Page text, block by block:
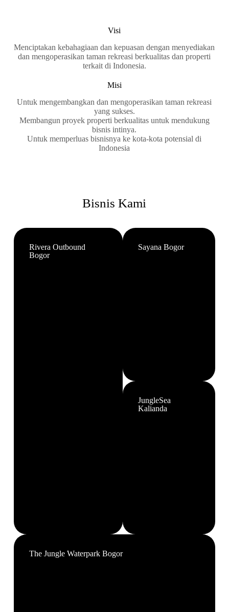
Visi
Menciptakan kebahagiaan dan kepuasan dengan menyediakan
dan mengoperasikan taman rekreasi berkualitas dan properti
terkait di Indonesia.
Misi
Untuk mengembangkan dan mengoperasikan taman rekreasi
yang sukses.
Membangun proyek properti berkualitas untuk mendukung
bisnis intinya.
Untuk memperluas bisnisnya ke kota-kota potensial di
Indonesia
Bisnis Kami
Rivera Outbound
Bogor
Sayana Bogor
JungleSea
Kalianda
The Jungle Waterpark Bogor